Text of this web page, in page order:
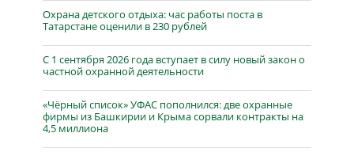
Охрана детского отдыха: час работы поста в
Татарстане оценили в 230 рублей
С 1 сентября 2026 года вступает в силу новый закон о
частной охранной деятельности
«Чёрный список» УФАС пополнился: две охранные
фирмы из Башкирии и Крыма сорвали контракты на
4,5 миллиона